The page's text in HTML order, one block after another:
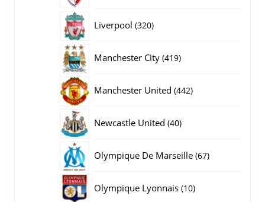
Liverpool 320320
Manchester City 419419
Manchester United 442442
Newcastle United 4040
Olympique De Marseille 6767
Olympique Lyonnais 1010